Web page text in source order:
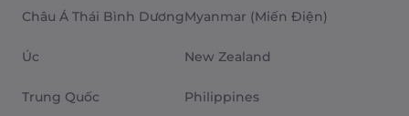
Châu Á Thái Bình Dương
Úc
Trung Quốc
Myanmar (Miến Điện)
New Zealand
Philippines